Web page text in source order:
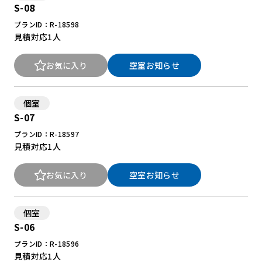
S-08
プランID：R-18598
見積対応1人
お気に入り 空室お知らせ
個室
S-07
プランID：R-18597
見積対応1人
お気に入り 空室お知らせ
個室
S-06
プランID：R-18596
見積対応1人